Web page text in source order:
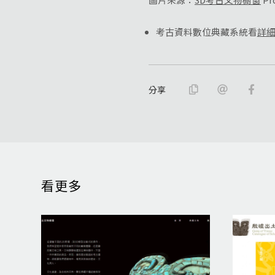
考古資料數位典藏系統看詳
分享
看更多